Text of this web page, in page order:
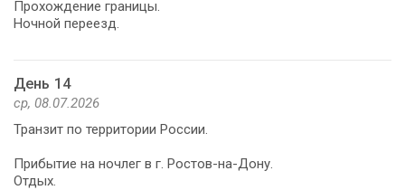
Прохождение границы.
Ночной переезд.
День 14
ср, 08.07.2026
Транзит по территории России.
Прибытие на ночлег в г. Ростов-на-Дону.
Отдых.